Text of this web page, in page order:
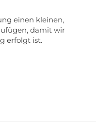
einen kleinen,
damit wir
erfolgt ist.